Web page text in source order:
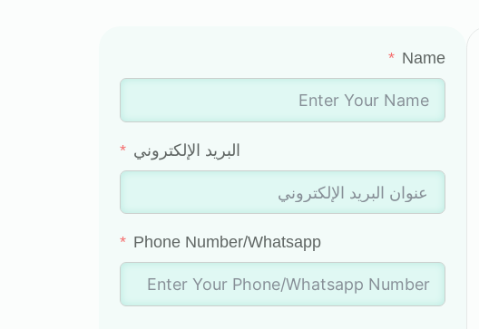
Name
البريد الإلكتروني
Phone Number/Whatsapp